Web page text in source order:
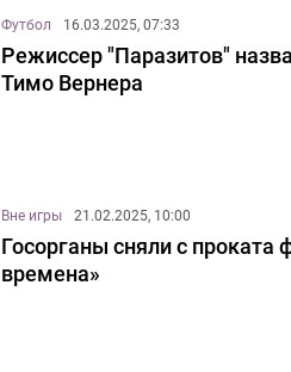
Футбол 16.03.2025, 07:33
Режиссер "Паразитов"
Тимо Вернера
Вне игры 21.02.2025, 10:00
Госорганы сняли с
времена»